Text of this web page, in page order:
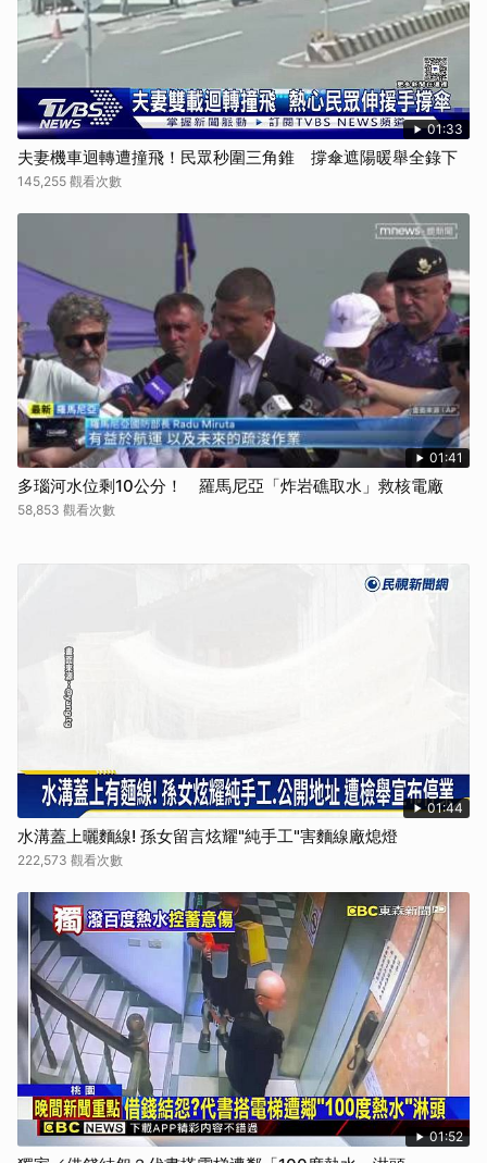
01:33
夫妻機車迴轉遭撞飛！民眾秒圍三角錐 撐傘遮陽暖舉全錄下
145,255 觀看次數
01:41
多瑙河水位剩10公分！ 羅馬尼亞「炸岩礁取水」救核電廠
58,853 觀看次數
01:44
水溝蓋上曬麵線! 孫女留言炫耀"純手工"害麵線廠熄燈
222,573 觀看次數
01:52